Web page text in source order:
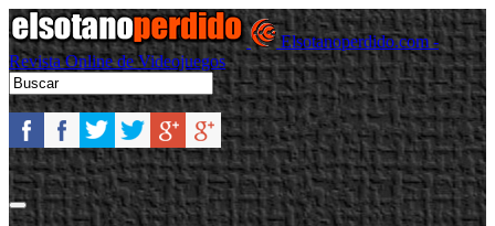
Elsotanoperdido.com -
Revista Online de Videojuegos